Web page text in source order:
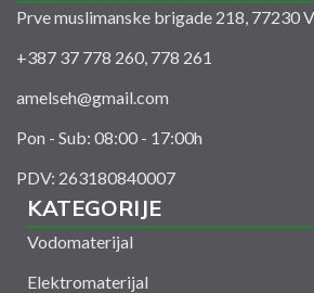
Prve muslimanske brigade 218, 77230
+387 37 778 260, 778 261
amelseh@gmail.com
Pon - Sub: 08:00 - 17:00h
PDV: 263180840007
KATEGORIJE
Vodomaterijal
Elektromaterijal